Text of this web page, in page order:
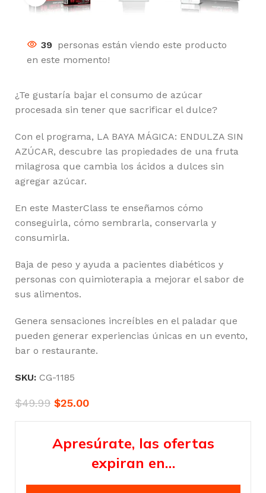
39 personas están viendo este producto
en este momento!
¿Te gustaría bajar el consumo de azúcar
procesada sin tener que sacrificar el dulce?
Con el programa, LA BAYA MÁGICA: ENDULZA SIN
AZÚCAR, descubre las propiedades de una fruta
milagrosa que cambia los ácidos a dulces sin
agregar azúcar.
En este MasterClass te enseñamos cómo
conseguirla, cómo sembrarla, conservarla y
consumirla.
Baja de peso y ayuda a pacientes diabéticos y
personas con quimioterapia a mejorar el sabor de
sus alimentos.
Genera sensaciones increíbles en el paladar que
pueden generar experiencias únicas en un evento,
bar o restaurante.
SKU: CG-1185
$49.99 $25.00
Apresúrate, las ofertas
expiran en…